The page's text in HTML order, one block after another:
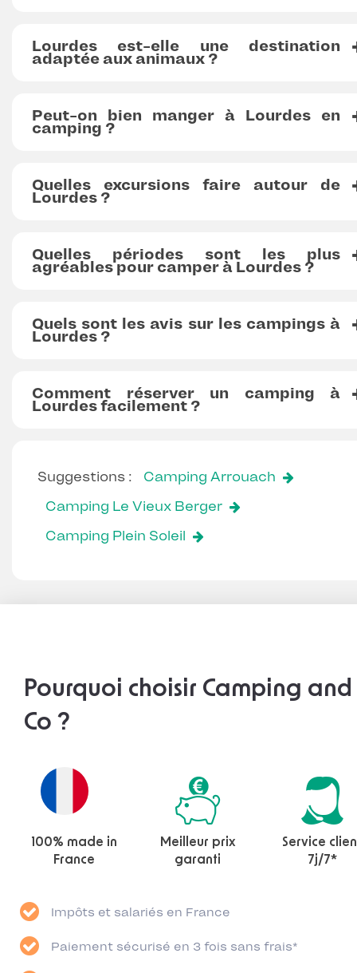
Lourdes est-elle une destination
adaptée aux animaux ?
Peut-on bien manger à Lourdes en
camping ?
Quelles excursions faire autour de
Lourdes ?
Quelles périodes sont les plus
agréables pour camper à Lourdes ?
Quels sont les avis sur les campings à
Lourdes ?
Comment réserver un camping à
Lourdes facilement ?
Suggestions :
Camping Arrouach
Camping Le Vieux Berger
Camping Plein Soleil
Pourquoi choisir Camping and
Co ?
100% made in
France
Meilleur prix
garanti
Service
7j/7*
Impôts et salariés en France
Paiement sécurisé en 3 fois sans frais*